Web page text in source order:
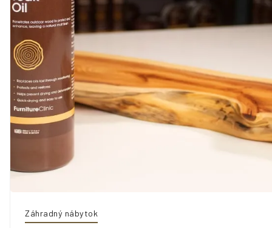
Záhradný nábytok